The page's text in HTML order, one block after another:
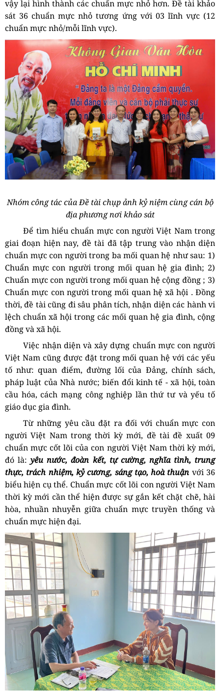
vậy lại hình thành các chuẩn mực nhỏ hơn. Đề tài khảo
sát 36 chuẩn mực nhỏ tương ứng với 03 lĩnh vực (12
chuẩn mực nhỏ/mỗi lĩnh vực).
Nhóm công tác của Đề tài chụp ảnh kỷ niệm cùng cán bộ
địa phương nơi khảo sát
Để tìm hiểu chuẩn mực con ngườiViệt Namtrong
giai đoạn hiện nay, đề tài đã tập trung vào nhận diện
chuẩn mực con người trong ba mối quan hệ như sau: 1)
Chuẩn mực con người trong mối quan hệ gia đình; 2)
Chuẩn mực con người trong mối quan hệ cộng đồng ; 3)
Chuẩn mực con người trong mối quan hệ xã hội . Đồng
thời, đề tài cũng đi sâu phân tích, nhận diện các hành vi
lệch chuẩn xã hội trong các mối quan hệ gia đình, cộng
đồng và xã hội.
Việc nhận diện vàxây dựng chuẩn mực con người
Việt Nam cũng được đặt trong mối quan hệ với các yếu
tố như: quan điểm, đường lối của Đảng, chính sách,
pháp luật của Nhà nước; biến đổi kinh tế - xã hội, toàn
cầu hóa, cách mạng công nghiệp lần thứ tư và yếu tố
giáo dục gia đình.
Từ những yêu cầu đặt ra đối với chuẩn mực con
người Việt Nam trong thời kỳ mới, đề tài đề xuất 09
chuẩn mực cốt lõi của con người Việt Nam thời kỳ mới,
đó là:yêu nước, đoàn kết, tự cường, nghĩa tình, trung
thực, trách nhiệm, kỷ cương, sáng tạo, hoà thuận với 36
biểu hiện cụ thể. Chuẩn mực cốt lõi con người Việt Nam
thời kỳ mới cần thể hiện được sự gắn kết chặt chẽ, hài
hòa, nhuần nhuyễn giữa chuẩn mực truyền thống và
chuẩn mực hiện đại.